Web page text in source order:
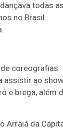
todas as
no Brasil.
coreografias.
assistir ao
e brega, além
Arraiá da